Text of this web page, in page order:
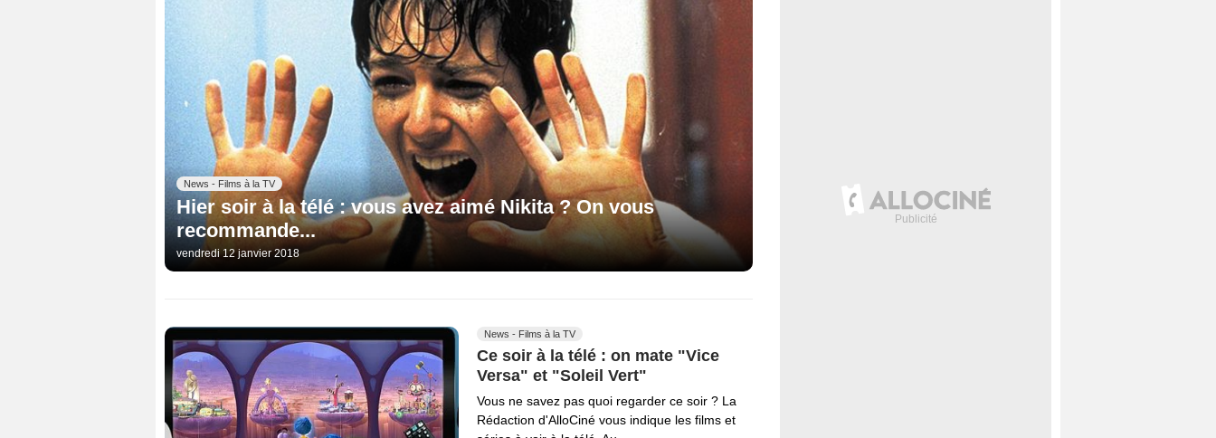
News - Films à la TV
Hier soir à la télé : vous avez aimé Nikita ? On vous
recommande...
vendredi 12 janvier 2018
News - Films à la TV
Ce soir à la télé : on mate "Vice
Versa" et "Soleil Vert"
Vous ne savez pas quoi regarder ce soir ? La
Rédaction d'AlloCiné vous indique les films et